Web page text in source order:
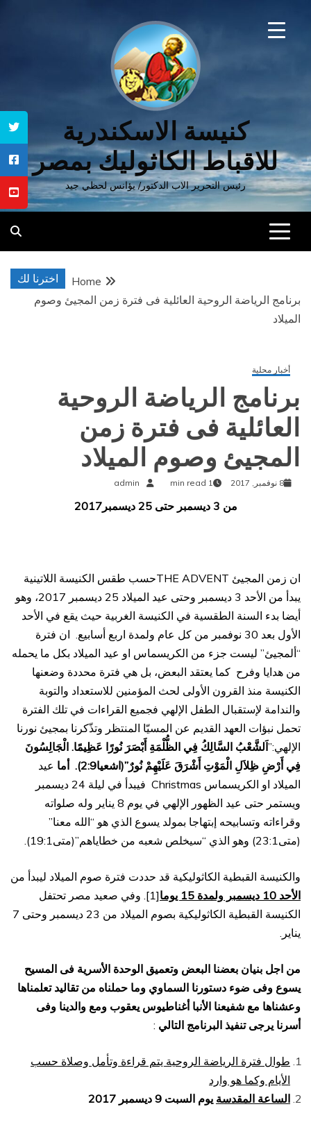
كنيسة الاسكندرية
للاقباط الكاثوليك بمصر
رئيس التحرير الاب الدكتور/ يؤانس لحظي جيد
اخترنا لك
Home
برنامج الرياضة الروحية العائلية فى فترة زمن المجيئ وصوم
الميلاد
أخبار محلية
برنامج الرياضة الروحية
العائلية فى فترة زمن
المجيئ وصوم الميلاد
8 نوفمبر, 2017 1 min read
admin
من 3 ديسمبر حتى 25 ديسمبر2017
ان زمن المجيئ THE ADVENTحسب طقس الكنيسة اللاتينية
يبدأ من الأحد 3 ديسمبر وحتى عيد الميلاد 25 ديسمبر 2017، وهو
أيضا بدء السنة الطقسية في الكنيسة الغربية حيث يقع في الأحد
الأول بعد 30 نوفمبر من كل عام ولمدة اربع أسابيع. ان فترة
“ألمجيئ” ليست جزء من الكريسماس او عيد الميلاد بكل ما يحمله
من هدايا وفرح كما يعتقد البعض، بل هي فترة محددة وضعنها
الكنيسة منذ القرون الأولى لحث المؤمنين للاستعداد والتوبة
والندامة لإستقبال الطفل الإلهي فجميع القراءات في تلك الفترة
تحمل نبؤات العهد القديم عن المسيّا المنتظر وتذّكرنا بمجيئ نورنا
الإلهي:”اَلشَّعْبُ السَّالِكُ فِي الظُّلْمَةِ أَبْصَرَ نُورًا عَظِيمًا. الْجَالِسُونَ
فِي أَرْضِ ظِلاَلِ الْمَوْتِ أَشْرَقَ عَلَيْهِمْ نُورٌ”(اشعيا2:9). أما
عيد
الميلاد او الكريسماس Christmas فيبدأ في ليلة 24 ديسمبر
ويستمر حتى عيد الظهور الإلهي في يوم 8 يناير وله صلواته
وقراءاته وتسابيحه إبتهاجا بمولد يسوع الذي هو “الله معنا”
(متى23:1) وهو الذي “سيخلص شعبه من خطاياهم”(متى19:1).
والكنيسة القبطية الكاثوليكية قد حددت فترة صوم الميلاد ليبدأ من
الأحد 10 ديسمبر ولمدة 15 يوما
[1]. وفي صعيد مصر تحتفل
الكنيسة القبطية الكاثوليكية بصوم الميلاد من 23 ديسمبر وحتى 7
يناير.
من اجل بنيان بعضنا البعض وتعميق الوحدة الأسرية فى المسيح
يسوع وفى ضوء دستورنا السماوي وما حملناه من تقاليد تعلمناها
وعشناها مع شفيعنا الأنبا أغناطيوس يعقوب ومع والدينا وفى
أسرنا يرجى تنفيذ البرنامج التالي :
طوال فترة الرياضة الروحية يتم قراءة وتأمل وصلاة حسب
الأيام وكما هو وارد
الساعة المقدسة يوم السبت 9 ديسمبر 2017